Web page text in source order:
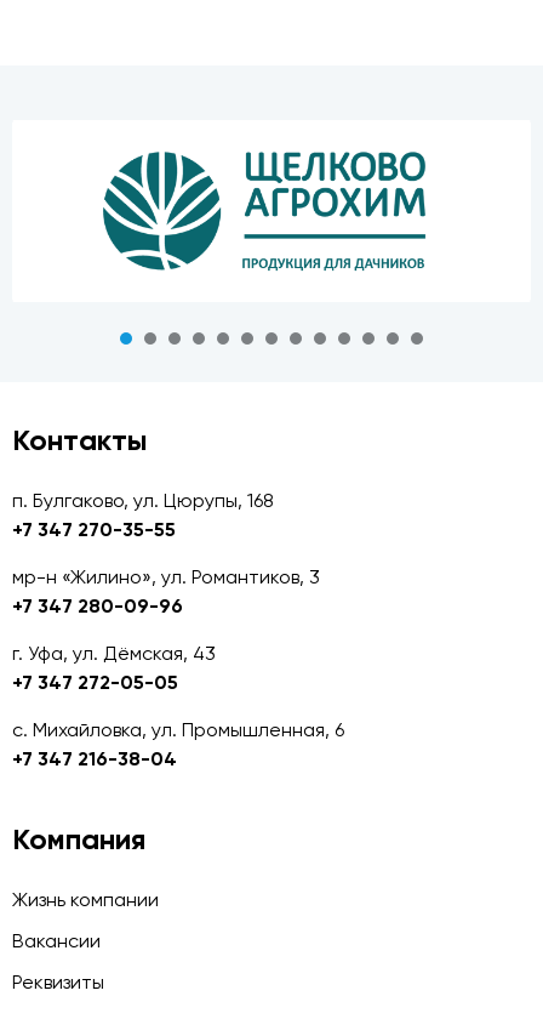
Контакты
п. Булгаково, ул. Цюрупы, 168
+7 347 270-35-55
мр-н «Жилино», ул. Романтиков, 3
+7 347 280-09-96
г. Уфа, ул. Дёмская, 43
+7 347 272-05-05
с. Михайловка, ул. Промышленная, 6
+7 347 216-38-04
Компания
Жизнь компании
Вакансии
Реквизиты